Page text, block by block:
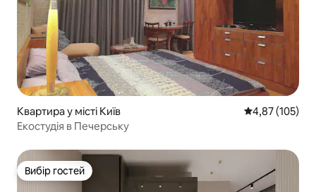
Квартира у місті Київ Середня
4,87 (105)
Екостудія в Печерську
Вибір гостей
Вибір гостей